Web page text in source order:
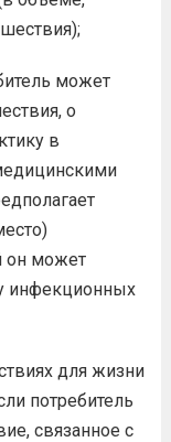
может
о
в
он может
инфекционных
для жизни
потребитель
связанное с